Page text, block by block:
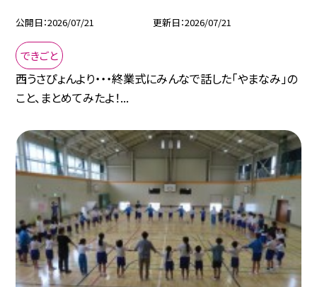
公開日 2026/07/21 更新日 2026/07/21
できごと
西うさぴょんより・・・終業式にみんなで話した「やまなみ」の
こと、まとめてみたよ！...